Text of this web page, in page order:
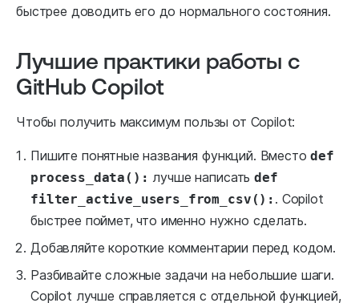
быстрее доводить его до нормального состояния.
Лучшие практики работы с
GitHub Copilot
Чтобы получить максимум пользы от Copilot:
Пишите понятные названия функций. Вместоdef
process_data(): лучше написатьdef
filter_active_users_from_csv(): . Copilot
быстрее поймет, что именно нужно сделать.
Добавляйте короткие комментарии перед кодом.
Разбивайте сложные задачи на небольшие шаги.
Copilot лучше справляется с отдельной функцией,